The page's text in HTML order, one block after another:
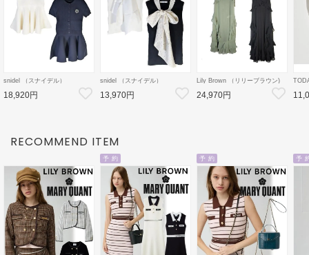
snidel （スナイデル）
ケーブルニットミニセットアッ
プ 26秋冬【SWNO264154】フ
レアワンピース
18,920円
snidel （スナイデル）
ボウタイドッキングノースリPO
26秋冬【SWNT264167】タン
クトップ・ノースリーブトップ
13,970円
Lily Brown （リリーブラウン)
ラッフルフリルロングドレス 26
秋冬【LWFO264119】マキシワ
ンピース
24,970円
秋冬
RECOMMEND ITEM
予 約 予 約 予